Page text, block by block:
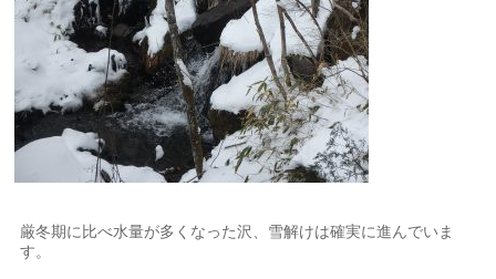
厳冬期に比べ水量が多くなった沢、雪解けは確実に進んでいま
す。